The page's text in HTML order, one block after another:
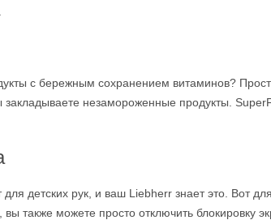
с бережным сохранением витаминов?
закладываете незамороженные продукты.
детских рук, и ваш Liebherr знает это. Вот
также можете просто отключить блокировку